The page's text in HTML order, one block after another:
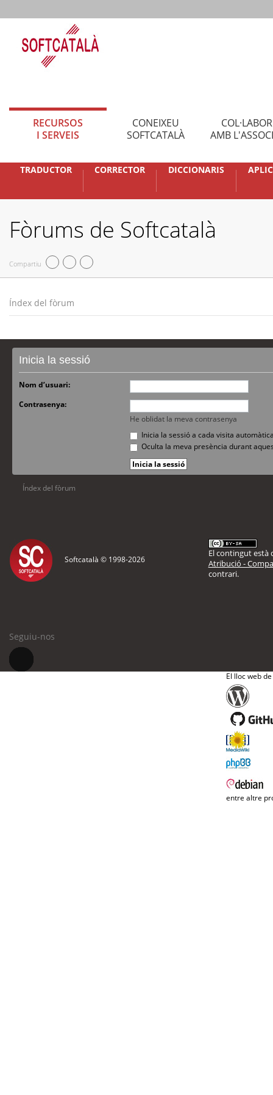
RECURSOS
I SERVEIS
CONEIXEU
SOFTCATALÀ
AMB
TRADUCTOR CORRECTOR DICCIONARIS
Fòrums de Softcatalà
Compartiu
Índex del fòrum
Inicia la sessió
Nom d’usuari:
Contrasenya:
He oblidat la meva contrasenya
Inicia la sessió a cada visita
Oculta la meva presència durant
Índex del fòrum
Softcatalà © 1998-2026
El contingut està
Atribució -
contrari.
Seguiu-nos
El lloc web
entre altre